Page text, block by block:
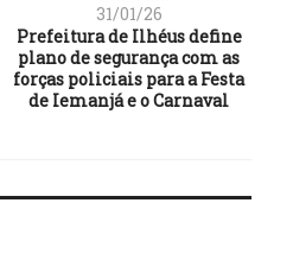
31/01/26
Prefeitura de Ilhéus define
plano de segurança com as
forças policiais para a Festa
de Iemanjá e o Carnaval